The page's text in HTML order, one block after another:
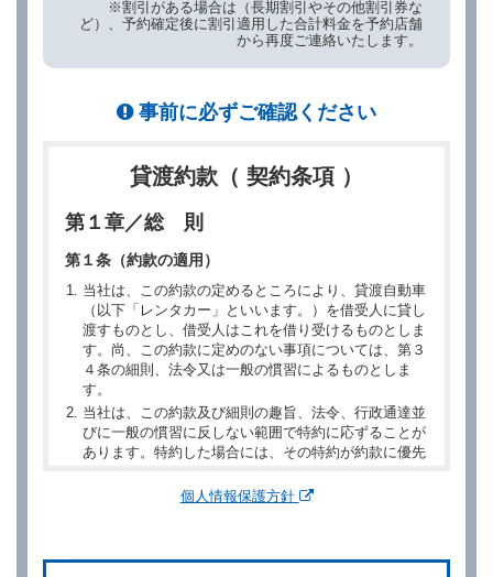
※割引がある場合は（長期割引やその他割引券な
ど）、予約確定後に割引適用した合計料金を予約店舗
から再度ご連絡いたします。
事前に必ずご確認ください
貸渡約款（ 契約条項 ）
第１章／総 則
第１条（約款の適用）
当社は、この約款の定めるところにより、貸渡自動車
（以下「レンタカー」といいます。）を借受人に貸し
渡すものとし、借受人はこれを借り受けるものとしま
す。尚、この約款に定めのない事項については、第３
４条の細則、法令又は一般の慣習によるものとしま
す。
当社は、この約款及び細則の趣旨、法令、行政通達並
びに一般の慣習に反しない範囲で特約に応ずることが
あります。特約した場合には、その特約が約款に優先
個人情報保護方針